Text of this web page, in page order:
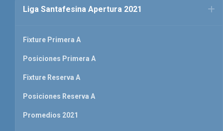
Liga Santafesina Apertura 2021
Fixture Primera A
Posiciones Primera A
Fixture Reserva A
Posiciones Reserva A
Promedios 2021